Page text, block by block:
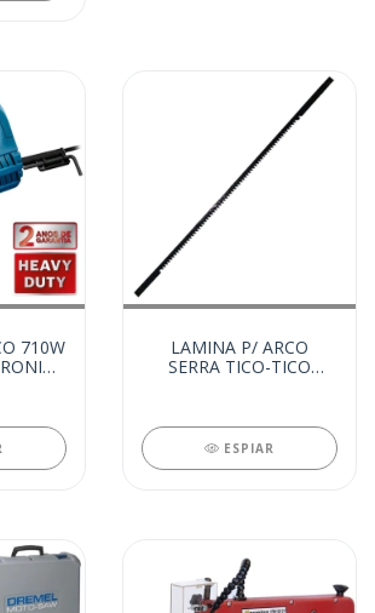
710W
LAMINA P/ ARCO
SERRA TICO-TICO
ESPIAR